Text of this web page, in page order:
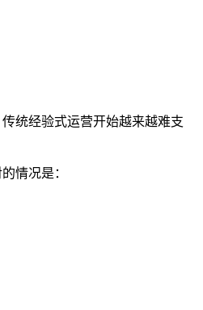
统经验式运营开始越来越难支
情况是：